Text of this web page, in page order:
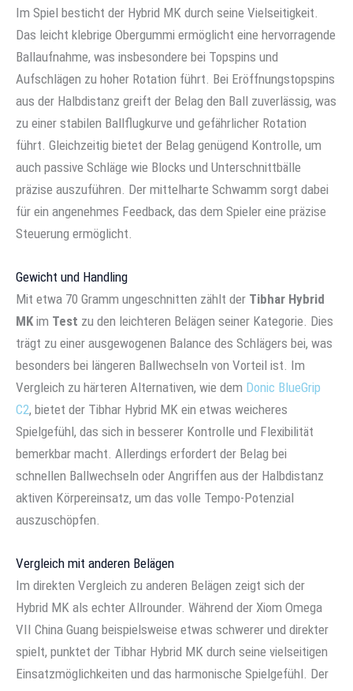
Im Spiel besticht der Hybrid MK durch seine Vielseitigkeit.
Das leicht klebrige Obergummi ermöglicht eine hervorragende
Ballaufnahme, was insbesondere bei Topspins und
Aufschlägen zu hoher Rotation führt. Bei Eröffnungstopspins
aus der Halbdistanz greift der Belag den Ball zuverlässig, was
zu einer stabilen Ballflugkurve und gefährlicher Rotation
führt. Gleichzeitig bietet der Belag genügend Kontrolle, um
auch passive Schläge wie Blocks und Unterschnittbälle
präzise auszuführen. Der mittelharte Schwamm sorgt dabei
für ein angenehmes Feedback, das dem Spieler eine präzise
Steuerung ermöglicht.
Gewicht und Handling
Mit etwa 70 Gramm ungeschnitten zählt der Tibhar Hybrid
MK im Test zu den leichteren Belägen seiner Kategorie. Dies
trägt zu einer ausgewogenen Balance des Schlägers bei, was
besonders bei längeren Ballwechseln von Vorteil ist. Im
Vergleich zu härteren Alternativen, wie dem Donic BlueGrip
C2, bietet der Tibhar Hybrid MK ein etwas weicheres
Spielgefühl, das sich in besserer Kontrolle und Flexibilität
bemerkbar macht. Allerdings erfordert der Belag bei
schnellen Ballwechseln oder Angriffen aus der Halbdistanz
aktiven Körpereinsatz, um das volle Tempo-Potenzial
auszuschöpfen.
Vergleich mit anderen Belägen
Im direkten Vergleich zu anderen Belägen zeigt sich der
Hybrid MK als echter Allrounder. Während der Xiom Omega
VII China Guang beispielsweise etwas schwerer und direkter
spielt, punktet der Tibhar Hybrid MK durch seine vielseitigen
Einsatzmöglichkeiten und das harmonische Spielgefühl. Der